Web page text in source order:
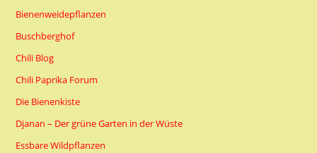
Bienenweidepflanzen
Buschberghof
Chili Blog
Chili Paprika Forum
Die Bienenkiste
Djanan – Der grüne Garten in der Wüste
Essbare Wildpflanzen